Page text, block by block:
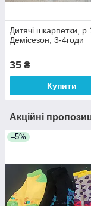
Дитячі шкарпетки,
Демісезон, 3-4годи
35 ₴
Купити
Акційні
–5%